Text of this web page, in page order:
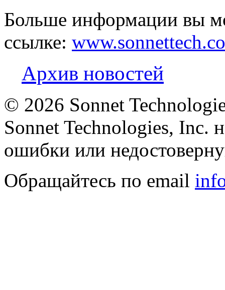
Больше информации вы
ссылке:
Архив новостей
© 2026 Sonnet
Sonnet Technologies, Inc.
ошибки или
Обращайтесь по email